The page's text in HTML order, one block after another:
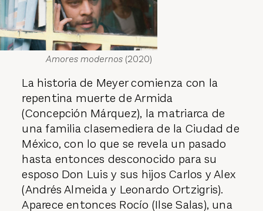
Amores modernos (2020)
La historia de Meyer comienza con la
repentina muerte de Armida
(Concepción Márquez), la matriarca de
una familia clasemediera de la Ciudad de
México, con lo que se revela un pasado
hasta entonces desconocido para su
esposo Don Luis y sus hijos Carlos y Alex
(Andrés Almeida y Leonardo Ortzigris).
Aparece entonces Rocío (Ilse Salas), una